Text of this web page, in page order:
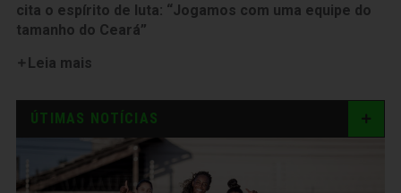
cita o espírito de luta: “Jogamos com uma equipe do
tamanho do Ceará”
Leia mais
ÚTIMAS NOTÍCIAS